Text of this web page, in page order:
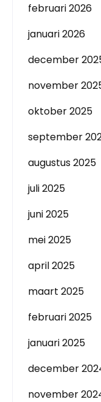
februari 2026
januari 2026
december
november
oktober 2025
september
augustus 2025
juli 2025
juni 2025
mei 2025
april 2025
maart 2025
februari 2025
januari 2025
december
november